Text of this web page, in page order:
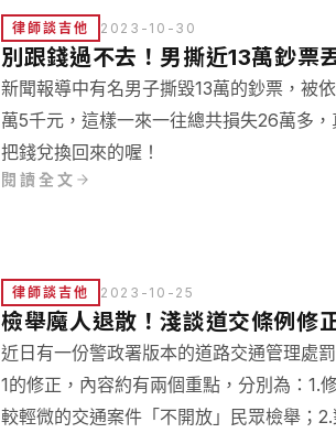
律師談吉他 2023-10-30
別跟錢過不去！男撕近13萬鈔
新聞報導中有名男子撕毀13萬的鈔票，被
萬5千元，這樣一來一往總共損失26萬多
把錢兌換回來的喔！
閱讀全文
律師談吉他 2023-10-25
檢舉魔人退散！淺談道交條例修
近日有一份警政署版本的道路交通管理處
1的修正，內容約有兩個重點，分別為：1.
較輕微的交通案件「不開放」民眾檢舉；